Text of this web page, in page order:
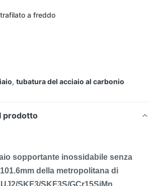
a freddo
, tubatura del acciaio al carbonio
prodotto
sopportante inossidabile senza
della metropolitana di
SKF3/SKF3S/GCr15SiMn